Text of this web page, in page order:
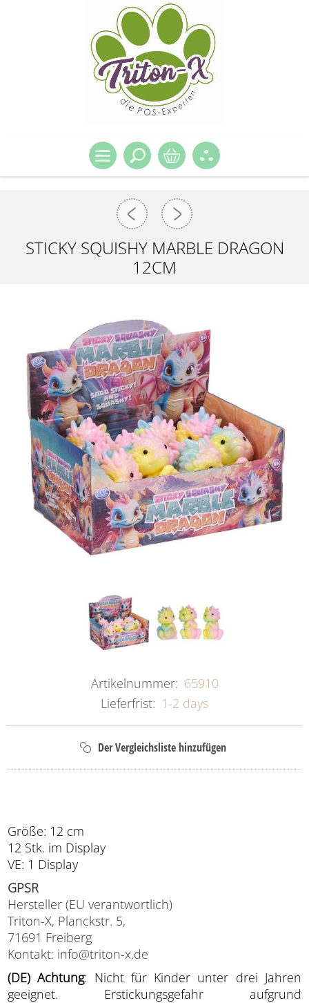
STICKY SQUISHY MARBLE DRAGON
12CM
Artikelnummer: 65910
Lieferfrist: 1-2 days
Größe: 12 cm
12 Stk. im Display
VE: 1 Display
GPSR
Hersteller (EU verantwortlich)
Triton-X, Planckstr. 5,
71691 Freiberg
Kontakt: info@triton-x.de
(DE) Achtung: Nicht für Kinder unter drei Jahren
geeignet. Erstickungsgefahr aufgrund